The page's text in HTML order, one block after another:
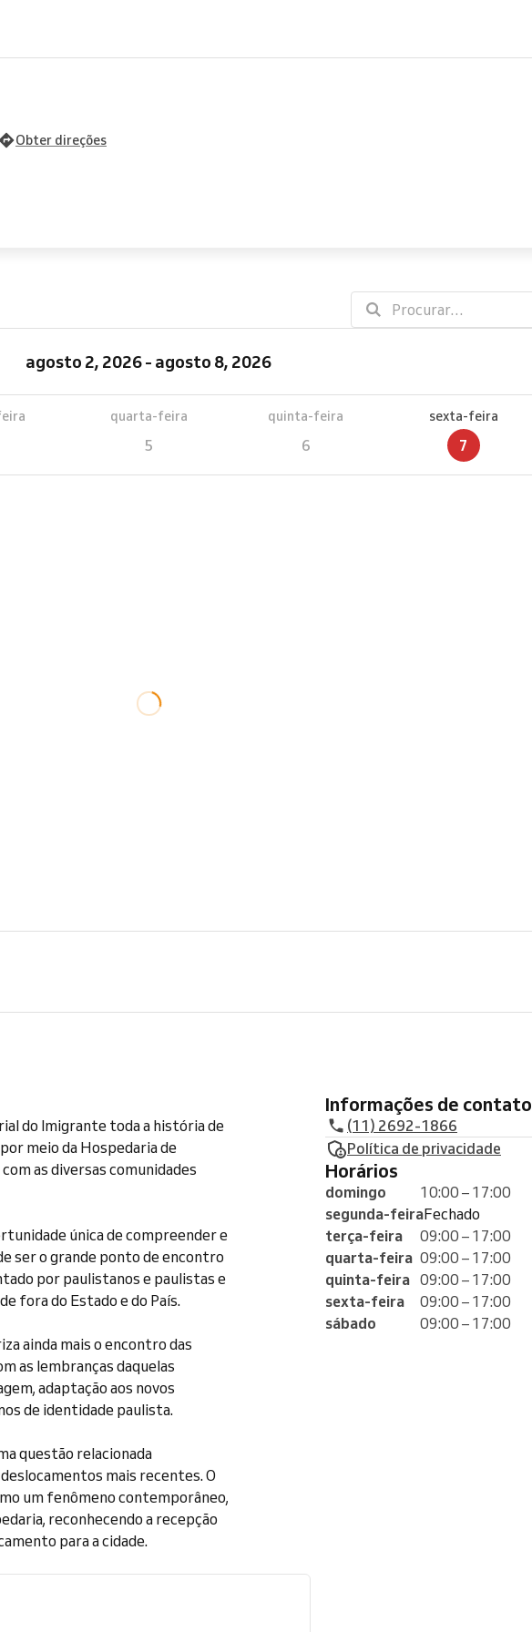
Obter direções
agosto 2, 2026 - agosto 8, 2026
quarta-feira
5
quinta-feira
6
sexta-feira
7
do Imigrante toda a história de
meio da Hospedaria de
as diversas comunidades
única de compreender e
ser o grande ponto de encontro
por paulistanos e paulistas e
fora do Estado e do País.
ainda mais o encontro das
as lembranças daquelas
adaptação aos novos
de identidade paulista.
questão relacionada
mais recentes. O
um fenômeno contemporâneo,
reconhecendo a recepção
para a cidade.
Informações de contato
(11) 2692-1866
Política de privacidade
Horários
domingo
10:00 – 17:00
segunda-feiraFechado
terça-feira
09:00 – 17:00
quarta-feira 09:00 – 17:00
quinta-feira 09:00 – 17:00
sexta-feira
09:00 – 17:00
sábado
09:00 – 17:00